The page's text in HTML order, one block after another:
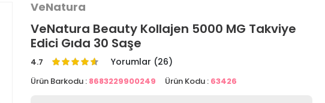
VeNatura
VeNatura Beauty Kollajen 5000 MG Takviye
Edici Gıda 30 Saşe
4.7 Yorumlar (26)
Ürün Barkodu : 8683229900249 Ürün Kodu : 63426